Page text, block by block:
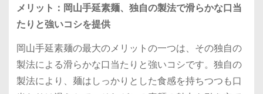
メリット：岡山手延素麺、独自の製法で滑らかな口当
たりと強いコシを提供
岡山手延素麺の最大のメリットの一つは、その独自の
製法による滑らかな口当たりと強いコシです。独自の
製法により、麺はしっかりとした食感を持ちつつも口